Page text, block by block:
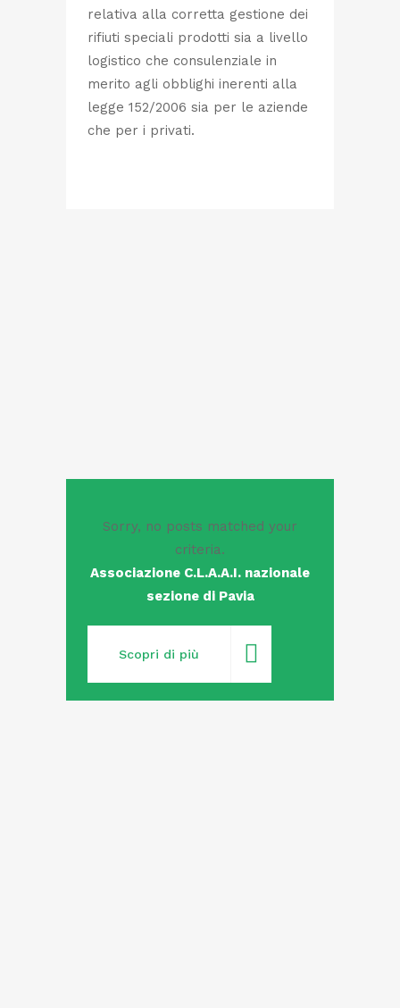
relativa alla corretta gestione dei
rifiuti speciali prodotti sia a livello
logistico che consulenziale in
merito agli obblighi inerenti alla
legge 152/2006 sia per le aziende
che per i privati.
Sorry, no posts matched your
criteria.
Associazione C.L.A.A.I. nazionale
sezione di Pavia
Scopri di più